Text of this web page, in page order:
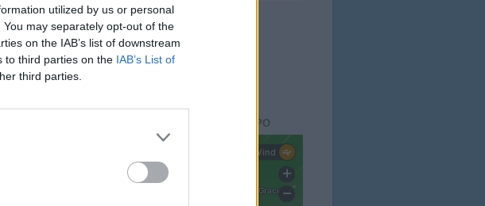
utilized by us or personal
may separately opt-out of the
on the IAB’s list of downstream
to third parties on the IAB’s List of
third parties.
PREVISÃO DO ESTADO DO TEMPO